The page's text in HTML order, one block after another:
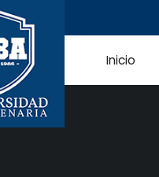
Inicio